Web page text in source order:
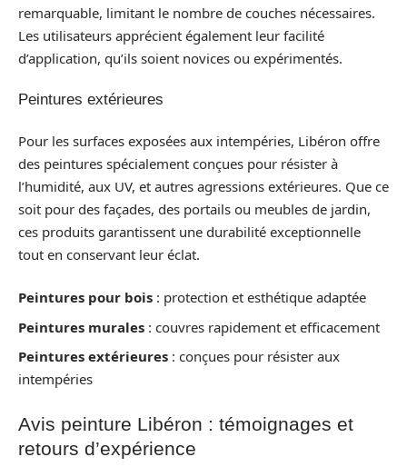
remarquable, limitant le nombre de couches nécessaires.
Les utilisateurs apprécient également leur facilité
d’application, qu’ils soient novices ou expérimentés.
Peintures extérieures
Pour les surfaces exposées aux intempéries, Libéron offre
des peintures spécialement conçues pour résister à
l’humidité, aux UV, et autres agressions extérieures. Que ce
soit pour des façades, des portails ou meubles de jardin,
ces produits garantissent une durabilité exceptionnelle
tout en conservant leur éclat.
Peintures pour bois : protection et esthétique adaptée
Peintures murales : couvres rapidement et efficacement
Peintures extérieures : conçues pour résister aux
intempéries
Avis peinture Libéron : témoignages et
retours d’expérience